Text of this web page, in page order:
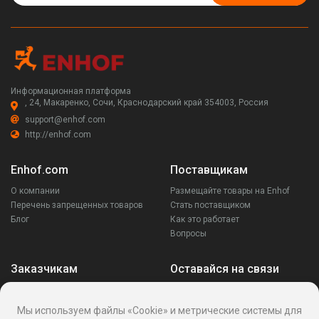
Информационная платформа
, 24, Макаренко, Сочи, Краснодарский край 354003, Россия
support@enhof.com
http://enhof.com
Enhof.com
О компании
Перечень запрещенных товаров
Блог
Поставщикам
Размещайте товары на Enhof
Стать поставщиком
Как это работает
Вопросы
Заказчикам Оставайся на связи
Мы используем файлы «Cookie» и метрические системы для